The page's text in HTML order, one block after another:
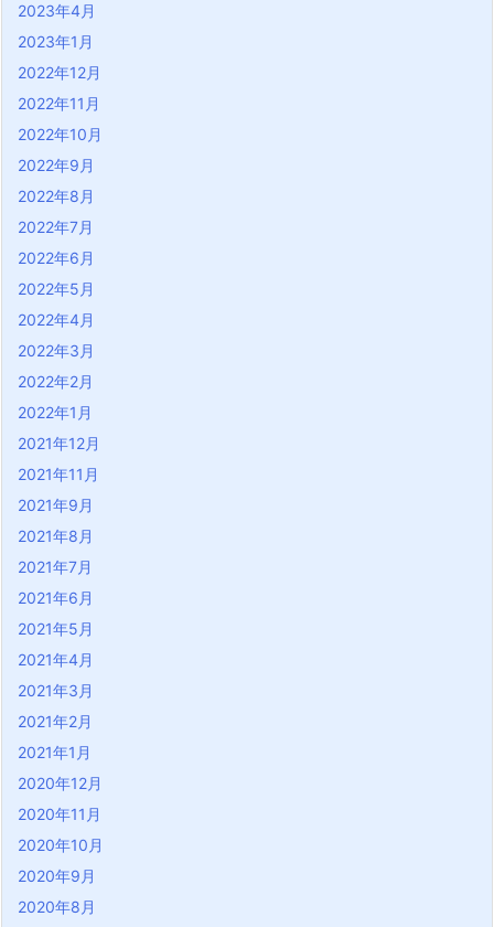
2023年4月
2023年1月
2022年12月
2022年11月
2022年10月
2022年9月
2022年8月
2022年7月
2022年6月
2022年5月
2022年4月
2022年3月
2022年2月
2022年1月
2021年12月
2021年11月
2021年9月
2021年8月
2021年7月
2021年6月
2021年5月
2021年4月
2021年3月
2021年2月
2021年1月
2020年12月
2020年11月
2020年10月
2020年9月
2020年8月